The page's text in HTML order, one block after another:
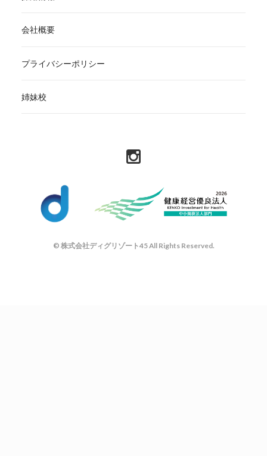
会社概要
プライバシーポリシー
姉妹校
© 株式会社ディグリゾート45 All Rights Reserved.